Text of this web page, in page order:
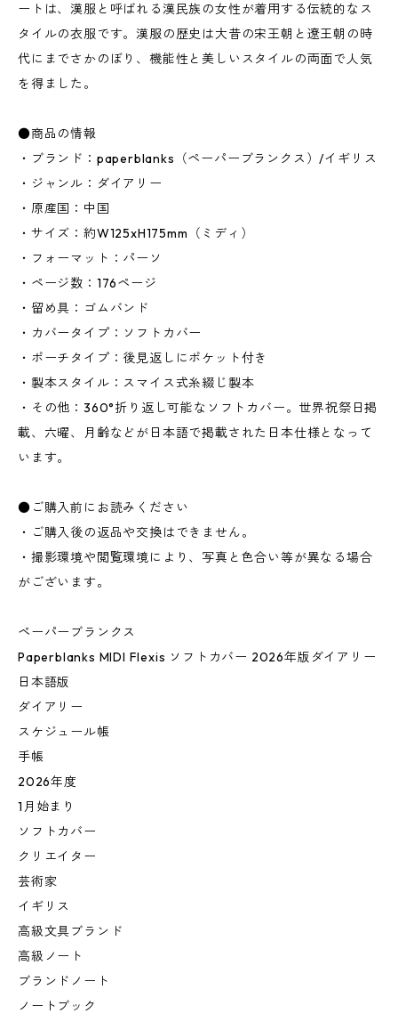
ートは、漢服と呼ばれる漢民族の女性が着用する伝統的なス
タイルの衣服です。漢服の歴史は大昔の宋王朝と遼王朝の時
代にまでさかのぼり、機能性と美しいスタイルの両面で人気
を得ました。
●商品の情報
・ブランド：paperblanks（ペーパーブランクス）/イギリス
・ジャンル：ダイアリー
・原産国：中国
・サイズ：約W125xH175mm（ミディ）
・フォーマット：パーソ
・ページ数：176ページ
・留め具：ゴムバンド
・カバータイプ：ソフトカバー
・ポーチタイプ：後見返しにポケット付き
・製本スタイル：スマイス式糸綴じ製本
・その他：360°折り返し可能なソフトカバー。世界祝祭日掲
載、六曜、月齢などが日本語で掲載された日本仕様となって
います。
●ご購入前にお読みください
・ご購入後の返品や交換はできません。
・撮影環境や閲覧環境により、写真と色合い等が異なる場合
がございます。
ペーパーブランクス
Paperblanks MIDI Flexis ソフトカバー 2026年版ダイアリー
日本語版
ダイアリー
スケジュール帳
手帳
2026年度
1月始まり
ソフトカバー
クリエイター
芸術家
イギリス
高級文具ブランド
高級ノート
ブランドノート
ノートブック